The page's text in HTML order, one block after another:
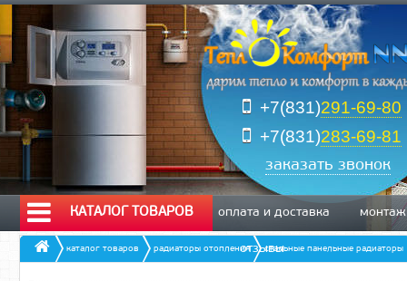
+7(831)291-69-80
+7(831)283-69-81
заказать звонок
КАТАЛОГ ТОВАРОВ оплата и доставка монтаж
отзывы
каталог товаров радиаторы отопления стальные панельные радиаторы